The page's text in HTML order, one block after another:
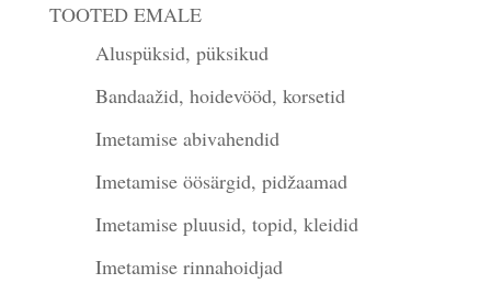
TOOTED EMALE
Aluspüksid, püksikud
Bandaažid, hoidevööd, korsetid
Imetamise abivahendid
Imetamise öösärgid, pidžaamad
Imetamise pluusid, topid, kleidid
Imetamise rinnahoidjad